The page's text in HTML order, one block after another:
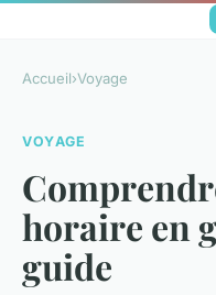
Accueil›Voyage
VOYAGE
horaire en
guide